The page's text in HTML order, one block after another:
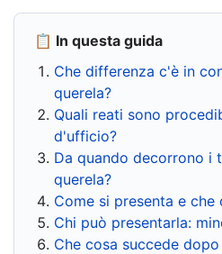
📋 In questa guida
Che differenza c'è in
querela?
Quali reati sono
d'ufficio?
Da quando decorrono i
querela?
Come si presenta e
Chi può presentarla:
Che cosa succede dopo